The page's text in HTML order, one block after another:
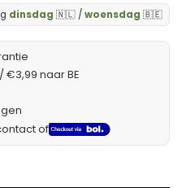
dinsdag 🇳🇱 /woensdag 🇧🇪
€3,99 naar BE
of